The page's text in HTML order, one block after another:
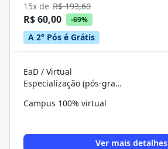
15x de R$ 193,60
R$ 60,00 -69%
A 2° Pós é Grátis
EaD / Virtual
Especialização (pós-graduação)
Campus 100% virtual
Ver mais detalhes